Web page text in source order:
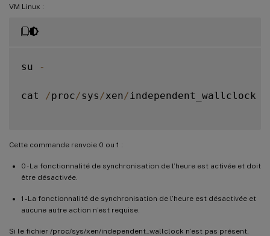
VM Linux :
su -
cat /proc/sys /xen/ independent_wallclock
Cette commande renvoie 0 ou 1 :
0 - La fonctionnalité de synchronisation de l’heure est activée et doit
être désactivée.
1 - La fonctionnalité de synchronisation de l’heure est désactivée et
aucune autre action n’est requise.
Si le fichier /proc/sys/xen/independent_wallclock n’est pas présent,